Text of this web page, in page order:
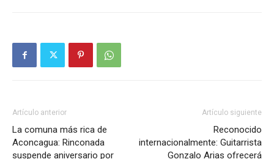
Artículo anterior
La comuna más rica de
Aconcagua: Rinconada
suspende aniversario por
Artículo siguiente
Reconocido
internacionalmente: Guitarrista
Gonzalo Arias ofrecerá